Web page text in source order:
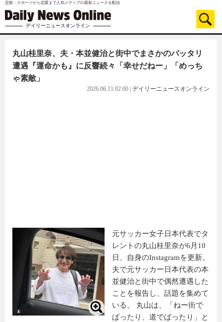
芸能・スポーツから恋愛まで人気メディアの最新ニュースを配信
デイリーニュースオンライン
丸山桂里奈、夫・本並健治と街中でまさかのバッタリ
遭遇『運命かも』に反響続々「幸せだねー」「めっち
ゃ素敵」
2026.06.11 02:00 デイリーニュースオンライン
元サッカー女子日本代表でタ
レントの丸山桂里奈が6月10
日、自身のInstagramを更新。
夫で元サッカー日本代表の本
並健治と街中で偶然遭遇した
ことを報告し、話題を集めて
いる。 丸山は、「ねー街で
ばったり、道でばったり」と